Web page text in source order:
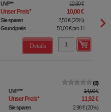
UVP** 12,50 €
Unser Preis* 10,00 €
Sie sparen 2,50 € (20%)
Grundpreis
50,00 €pro 1 l
Details
0
UVP** 14,90 €
Unser Preis* 11,92 €
Sie sparen 2,98 €(20%)